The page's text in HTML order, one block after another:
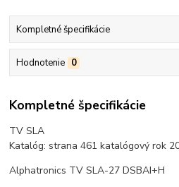
Kompletné špecifikácie
Hodnotenie 0
Kompletné špecifikácie
TV SLA
Katalóg: strana 461 katalógový rok
Alphatronics TV SLA-27 DSBAI+H